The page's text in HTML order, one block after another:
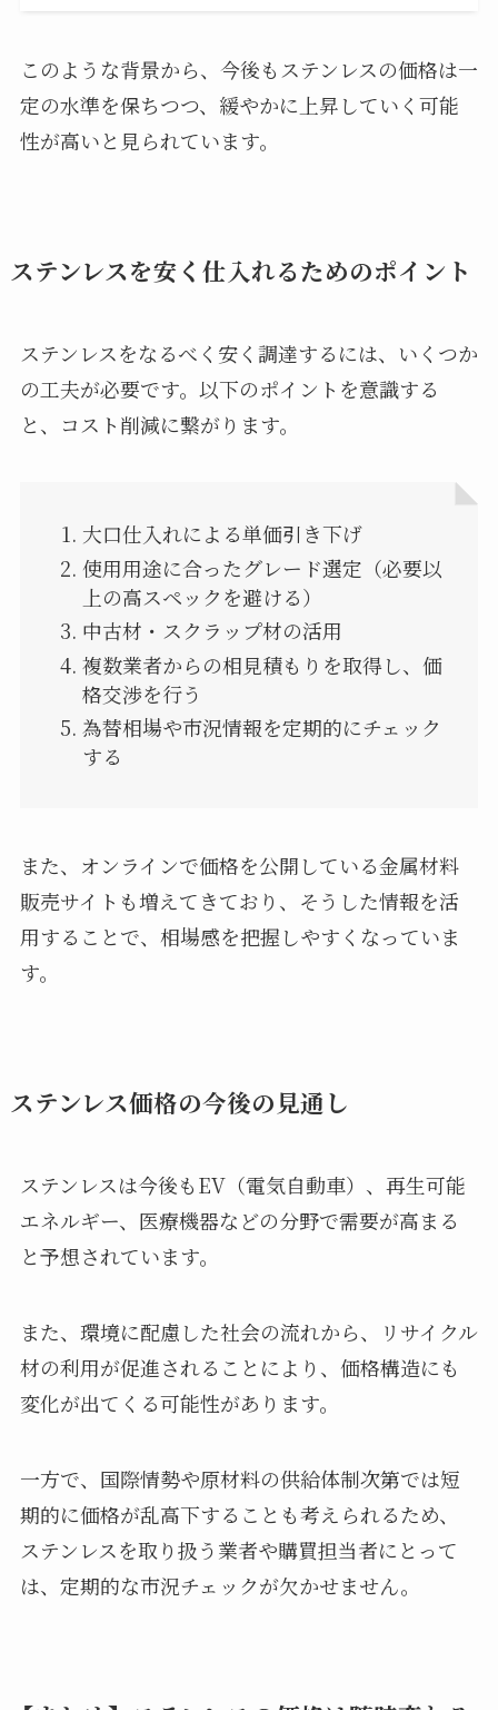
このような背景から、今後もステンレスの価格は一
定の水準を保ちつつ、緩やかに上昇していく可能
性が高いと見られています。
ステンレスを安く仕入れるためのポイント
ステンレスをなるべく安く調達するには、いくつか
の工夫が必要です。以下のポイントを意識する
と、コスト削減に繋がります。
大口仕入れによる単価引き下げ
使用用途に合ったグレード選定（必要以
上の高スペックを避ける）
中古材・スクラップ材の活用
複数業者からの相見積もりを取得し、価
格交渉を行う
為替相場や市況情報を定期的にチェック
する
また、オンラインで価格を公開している金属材料
販売サイトも増えてきており、そうした情報を活
用することで、相場感を把握しやすくなっていま
す。
ステンレス価格の今後の見通し
ステンレスは今後もEV（電気自動車）、再生可能
エネルギー、医療機器などの分野で需要が高まる
と予想されています。
また、環境に配慮した社会の流れから、リサイクル
材の利用が促進されることにより、価格構造にも
変化が出てくる可能性があります。
一方で、国際情勢や原材料の供給体制次第では短
期的に価格が乱高下することも考えられるため、
ステンレスを取り扱う業者や購買担当者にとって
は、定期的な市況チェックが欠かせません。